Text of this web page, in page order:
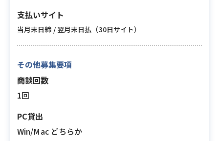
支払いサイト
当月末日締 / 翌月末日払（30日サイト）
その他募集要項
商談回数
1回
PC貸出
Win/Mac どちらか